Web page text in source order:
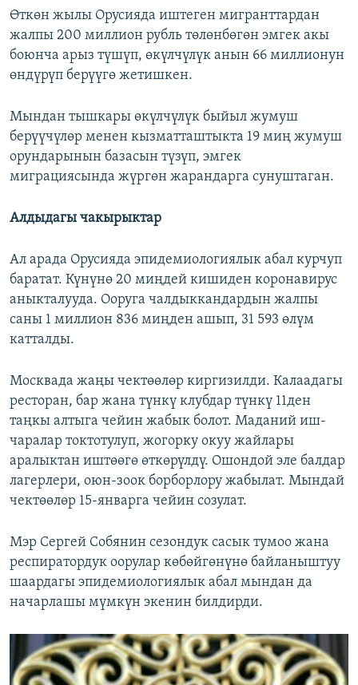
Өткөн жылы Орусияда иштеген мигранттардан
жалпы 200 миллион рубль төлөнбөгөн эмгек акы
боюнча арыз түшүп, өкүлчүлүк анын 66 миллионун
өндүрүп берүүгө жетишкен.
Мындан тышкары өкүлчүлүк быйыл жумуш
берүүчүлөр менен кызматташтыкта 19 миң жумуш
орундарынын базасын түзүп, эмгек
миграциясында жүргөн жарандарга сунуштаган.
Алдыдагы чакырыктар
Ал арада Орусияда эпидемиологиялык абал курчуп
баратат. Күнүнө 20 миңдей кишиден коронавирус
аныкталууда. Ооруга чалдыккандардын жалпы
саны 1 миллион 836 миңден ашып, 31 593 өлүм
катталды.
Москвада жаңы чектөөлөр киргизилди. Калаадагы
ресторан, бар жана түнкү клубдар түнкү 11ден
таңкы алтыга чейин жабык болот. Маданий иш-
чаралар токтотулуп, жогорку окуу жайлары
аралыктан иштөөгө өткөрүлдү. Ошондой эле балдар
лагерлери, оюн-зоок борборлору жабылат. Мындай
чектөөлөр 15-январга чейин созулат.
Мэр Сергей Собянин сезондук сасык тумоо жана
респиратордук оорулар көбөйгөнүнө байланыштуу
шаардагы эпидемиологиялык абал мындан да
начарлашы мүмкүн экенин билдирди.